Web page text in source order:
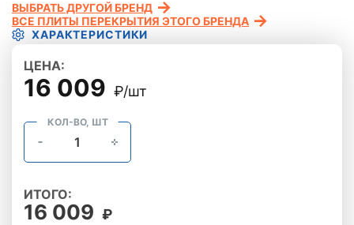
ХАРАКТЕРИСТИКИ
ВЫБРАТЬ ДРУГОЙ БРЕНД
ВСЕ ПЛИТЫ ПЕРЕКРЫТИЯ ЭТОГО БРЕНДА
ЦЕНА:
16 009 ₽/шт
КОЛ-ВО, ШТ
ИТОГО:
16 009 ₽